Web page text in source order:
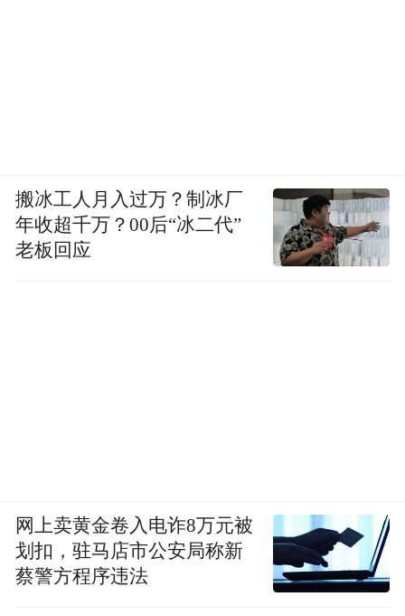
搬冰工人月入过万？制冰厂
年收超千万？00后“冰二代”
老板回应
网上卖黄金卷入电诈8万元被
划扣，驻马店市公安局称新
蔡警方程序违法